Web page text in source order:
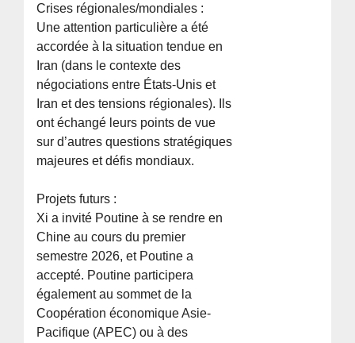
Crises régionales/mondiales :
Une attention particulière a été
accordée à la situation tendue en
Iran (dans le contexte des
négociations entre États-Unis et
Iran et des tensions régionales). Ils
ont échangé leurs points de vue
sur d’autres questions stratégiques
majeures et défis mondiaux.
Projets futurs :
Xi a invité Poutine à se rendre en
Chine au cours du premier
semestre 2026, et Poutine a
accepté. Poutine participera
également au sommet de la
Coopération économique Asie-
Pacifique (APEC) ou à des